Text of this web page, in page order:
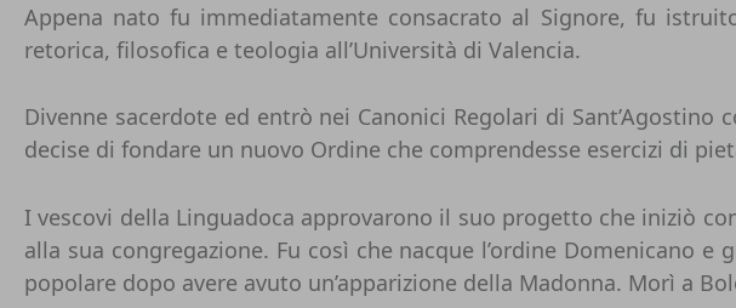
Appena nato fu immediatamente consacrato al Signore, fu
retorica, filosofica e teologia all’Università di Valencia.
Divenne sacerdote ed entrò nei Canonici Regolari di
decise di fondare un nuovo Ordine che comprendesse esercizi di
I vescovi della Linguadoca approvarono il suo progetto che iniziò
alla sua congregazione. Fu così che nacque l’ordine Domenicano
popolare dopo avere avuto un’apparizione della Madonna. Morì a